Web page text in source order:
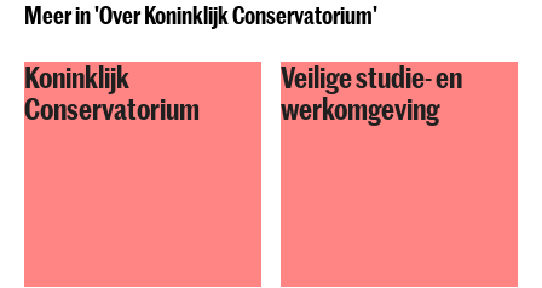
Meer in 'Over Koninklijk Conservatorium'
Koninklijk
Conservatorium
Veilige studie- en
werkomgeving